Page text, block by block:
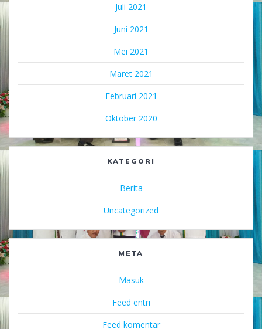
Juli 2021
Juni 2021
Mei 2021
Maret 2021
Februari 2021
Oktober 2020
KATEGORI
Berita
Uncategorized
META
Masuk
Feed entri
Feed komentar